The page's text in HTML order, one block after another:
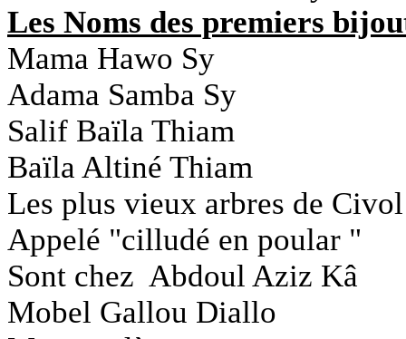
Les Noms des premiers
Mama Hawo Sy
Adama Samba Sy
Salif Baïla Thiam
Baïla Altiné Thiam
Les plus vieux arbres de
Appelé "cilludé en poular "
Sont chez Abdoul Aziz Kâ
Mobel Gallou Diallo